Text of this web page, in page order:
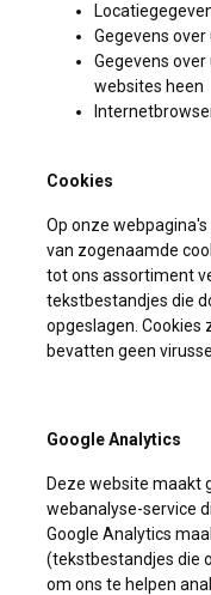
Gegevens
Gegevens
websites heen
Cookies
Op onze
van zogenaamde
tot ons assortiment
tekstbestandjes die
opgeslagen. Cookies
bevatten geen
Google Analytics
Deze website maakt
webanalyse-service
Google Analytics
(tekstbestandjes die
om ons te helpen